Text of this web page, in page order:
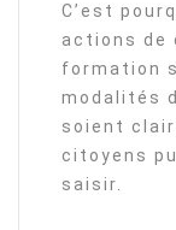
C’est
actions de
formation
modalités
soient
citoyens
saisir.